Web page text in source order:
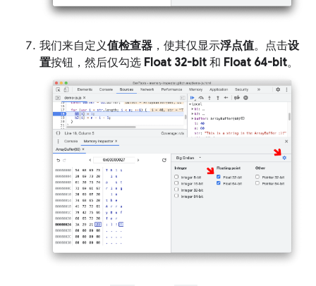
我们来自定义值检查器 ，使其仅显示浮点值。点击设
置按钮，然后仅勾选 Float 32-bit 和 Float 64-bit。